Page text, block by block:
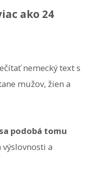
ako 24
nemecký text s
mužov, žien a
podobá tomu
a